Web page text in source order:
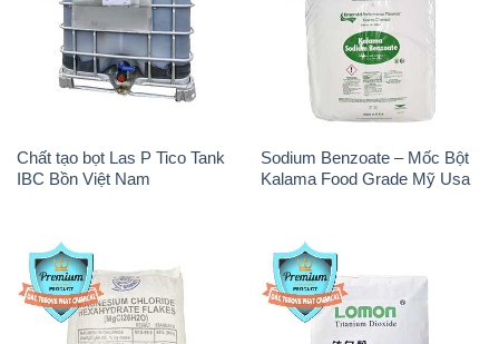
Chất tạo bọt Las P Tico Tank
IBC Bồn Việt Nam
Sodium Benzoate – Mốc Bột
Kalama Food Grade Mỹ Usa